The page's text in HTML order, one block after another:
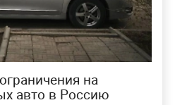
на
авто в Россию